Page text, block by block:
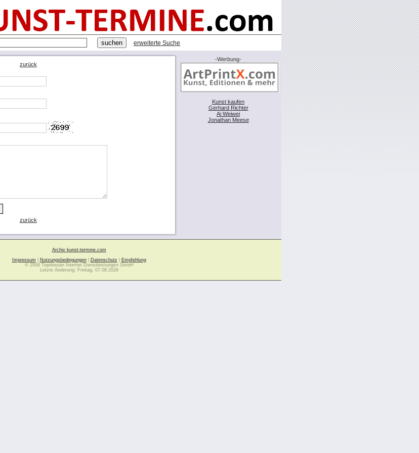
erweiterte Suche
zurück
zurück
-Werbung-
Kunst kaufen
Gerhard Richter
Ai Weiwei
Jonathan Meese
Archiv kunst-termine.com
Impressum
Nutzungsbedingungen| Datenschutz
Empfehlung
© 2006 Topdomain Internet Dienstleistungen GmbH
Letzte Änderung: Freitag, 07.08.2026